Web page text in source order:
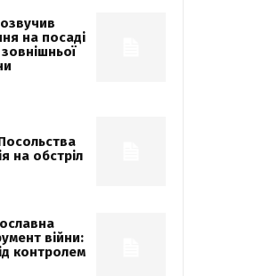
на посаді
на обстріл
війни:
контролем